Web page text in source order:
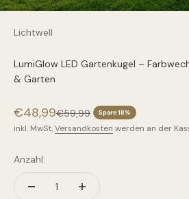
Lichtwell
LumiGlow LED Gartenkugel –
& Garten
Angebot
€48,99Regulärer Preis
€59,99 Spare 18%
inkl. MwSt.Versandkosten werden an der
Anzahl: